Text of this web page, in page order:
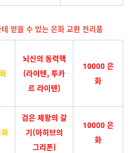
얻을 수 있는 은화 교환 전리품
뇌신의 동력핵
(라이텐, 투카
르 라이텐)
10000 은
화
검은 제왕의 갈
기(아히브의
그리폰)
10000 은
화